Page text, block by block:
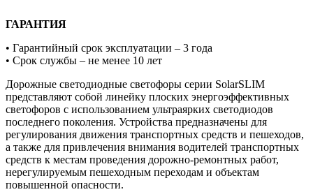
ГАРАНТИЯ
• Гарантийный срок эксплуатации – 3 года
• Срок службы – не менее 10 лет
Дорожные светодиодные светофоры серии SolarSLIM
представляют собой линейку плоских энергоэффективных
светофоров с использованием ультраярких светодиодов
последнего поколения. Устройства предназначены для
регулирования движения транспортных средств и пешеходов,
а также для привлечения внимания водителей транспортных
средств к местам проведения дорожно-ремонтных работ,
нерегулируемым пешеходным переходам и объектам
повышенной опасности.